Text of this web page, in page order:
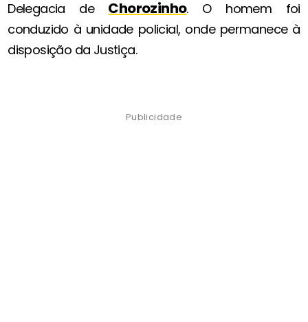
Delegacia de Chorozinho. O homem foi
conduzido à unidade policial, onde permanece à
disposição da Justiça.
Publicidade